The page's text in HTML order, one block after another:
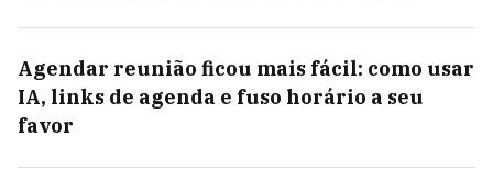
Agendar reunião ficou mais fácil: como usar
IA, links de agenda e fuso horário a seu
favor